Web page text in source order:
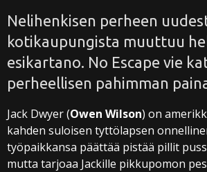
Nelihenkisen perheen
kotikaupungista muuttuu
esikartano. No Escape vie
perheellisen pahimman
Jack Dwyer (Owen Wilson) on
kahden suloisen tyttölapsen
työpaikkansa päättää pistää pillit
mutta tarjoaa Jackille pikkupomon